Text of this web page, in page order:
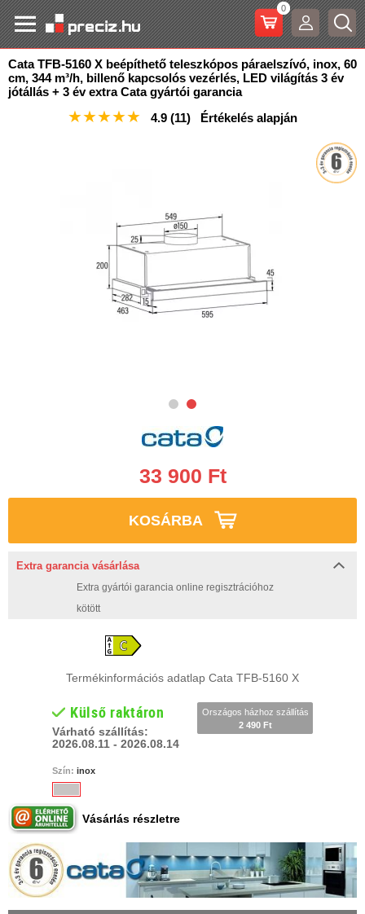
0
Cata TFB-5160 X beépíthető teleszkópos páraelszívó, inox, 60
cm, 344 m³/h, billenő kapcsolós vezérlés, LED világítás 3 év
jótállás + 3 év extra Cata gyártói garancia
★★★★★ 4.9 (11) Értékelés alapján
33 900 Ft
KOSÁRBA
Extra garancia vásárlása
Extra gyártói garancia online regisztrációhoz
kötött
Termékinformációs adatlap Cata TFB-5160 X
Külső raktáron
Várható szállítás:
2026.08.11 - 2026.08.14
Országos házhoz szállítás
2 490 Ft
Szín: inox
Vásárlás részletre